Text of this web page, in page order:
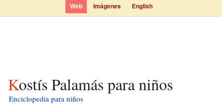
Web Imágenes English
Kostís Palamás para niños
Enciclopedia para niños